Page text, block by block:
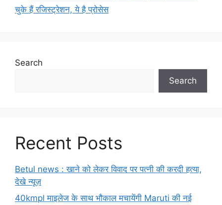
चुके हैं रजिस्ट्रेशन, ये है प्रोसेस
Search
Search
Recent Posts
Betul news : खाने को लेकर विवाद पर पत्नी की करदी हत्या,
देखे न्यूज़
40kmpl माइलेज के साथ भौकाल मचायेंगी Maruti की नई